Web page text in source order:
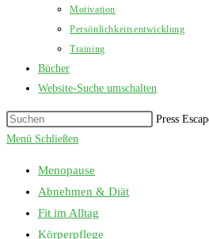
Motivation
Persönlichkeitsentwicklung
Training
Bücher
Website-Suche umschalten
Press
Menü Schließen
Menopause
Abnehmen & Diät
Fit im Alltag
Körperpflege